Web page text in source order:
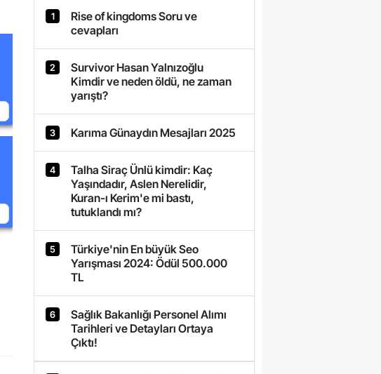
1
Rise of kingdoms Soru ve
cevapları
2
Survivor Hasan Yalnızoğlu
Kimdir ve neden öldü, ne zaman
yarıştı?
3 Karıma Günaydın Mesajları 2025
4
Talha Siraç Ünlü kimdir: Kaç
Yaşındadır, Aslen Nerelidir,
Kuran-ı Kerim'e mi bastı,
tutuklandı mı?
5
Türkiye'nin En büyük Seo
Yarışması 2024: Ödül 500.000
TL
6
Sağlık Bakanlığı Personel Alımı
Tarihleri ve Detayları Ortaya
Çıktı!